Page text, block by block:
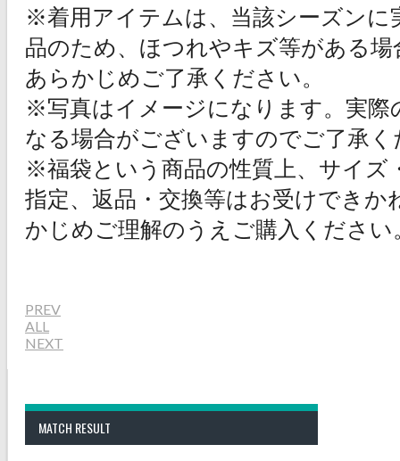
※着用アイテムは、当該シーズンに
品のため、ほつれやキズ等がある
あらかじめご了承ください。
※写真はイメージになります。実際
なる場合がございますのでご了承く
※福袋という商品の性質上、サイズ
指定、返品・交換等はお受けできか
かじめご理解のうえご購入ください
PREV
ALL
NEXT
MATCH RESULT